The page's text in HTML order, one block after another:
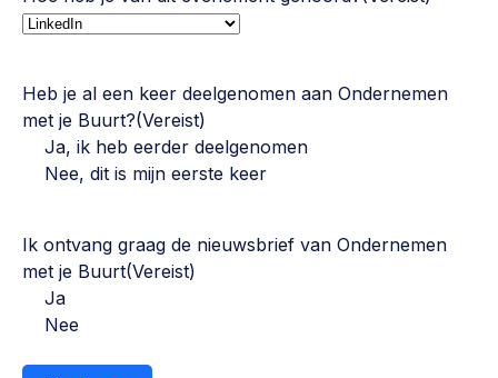
Heb je al een keer deelgenomen aan Ondernemen
met je Buurt?(Vereist)
Ja, ik heb eerder deelgenomen
Nee, dit is mijn eerste keer
Ik ontvang graag de nieuwsbrief van Ondernemen
met je Buurt(Vereist)
Ja
Nee